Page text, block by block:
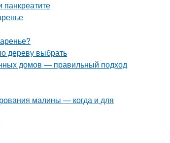
панкреатите
дереву выбрать
домов — правильный подход
малины — когда и для